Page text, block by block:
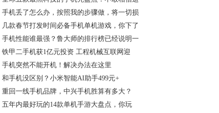
手机丢了怎么办，按照我的步骤做，将一切损
几款春节打发时间必备手机单机游戏，你下了
手机性能谁最强？鲁大师的排行榜已经说明一
铁甲二手机获1亿元投资 工程机械互联网迎
手机突然不能开机！解决办法在这里
和手机没区别？小米智能AI助手499元+
重回一线手机品牌，中兴手机胜算有多大？
五年内最好玩的14款单机手游大盘点，你玩